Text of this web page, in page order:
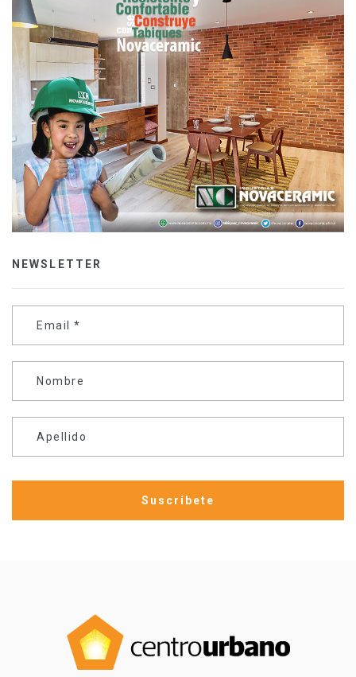
NEWSLETTER
Email *
Nombre
Apellido